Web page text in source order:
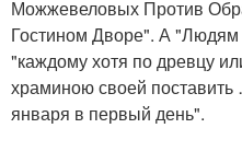
Можжевеловых Против
Гостином Дворе". А
"каждому хотя по древцу
храминою своей
января в первый день".